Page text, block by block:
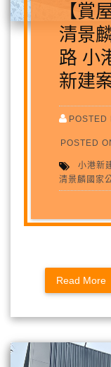
【賞
清景
路 小
新建
POSTED
POSTED
小港新
清景麟國家
Read More